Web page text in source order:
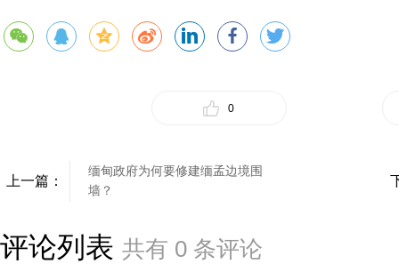
0
上一篇：
缅甸政府为何要修建缅孟边境围
墙？
评论列表 共有 0 条评论